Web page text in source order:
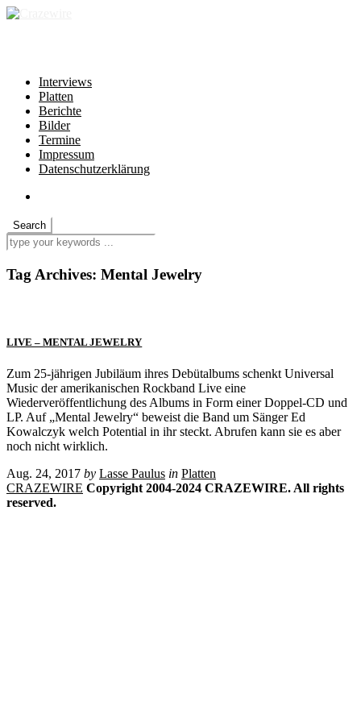
Interviews
Platten
Berichte
Bilder
Termine
Impressum
Datenschutzerklärung
Tag Archives: Mental Jewelry
LIVE – MENTAL JEWELRY
Zum 25-jährigen Jubiläum ihres Debütalbums schenkt Universal
Music der amerikanischen Rockband Live eine
Wiederveröffentlichung des Albums in Form einer Doppel-CD und
LP. Auf „Mental Jewelry“ beweist die Band um Sänger Ed
Kowalczyk welch Potential in ihr steckt. Abrufen kann sie es aber
noch nicht wirklich.
Aug. 24, 2017 by Lasse Paulus in Platten
CRAZEWIRE Copyright 2004-2024 CRAZEWIRE. All rights
reserved.